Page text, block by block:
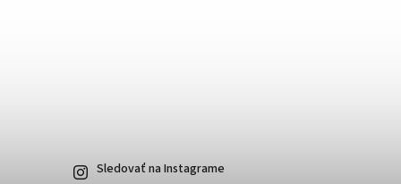
Sledovať na Instagrame